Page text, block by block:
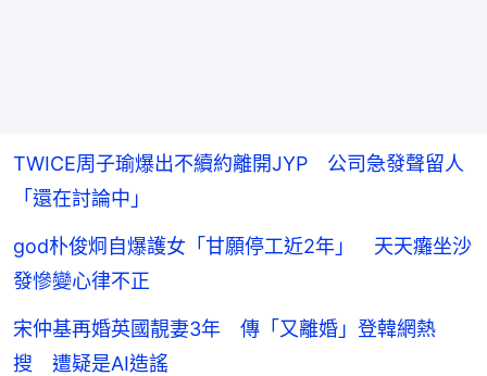
TWICE周子瑜爆出不續約離開JYP 公司急發聲留人
「還在討論中」
god朴俊炯自爆護女「甘願停工近2年」 天天癱坐沙
發慘變心律不正
宋仲基再婚英國靚妻3年 傳「又離婚」登韓網熱
搜 遭疑是AI造謠